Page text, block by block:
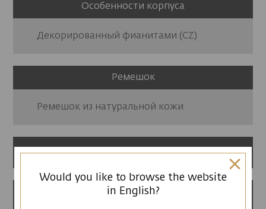
Особенности корпуса
Декорированный фианитами (CZ)
Ремешок
Ремешок из натуральной кожи
12 месяцев гарантии
Сделано в Армении
Would you like to browse the website
in English?